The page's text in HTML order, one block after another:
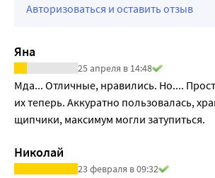
Авторизоваться и оставить отзыв
Яна
25 апреля в 14:48
Мда... Отличные, нравились. Но....
их теперь. Аккуратно пользовалась,
щипчики, максимум могли затупиться.
Николай
23 февраля в 09:32